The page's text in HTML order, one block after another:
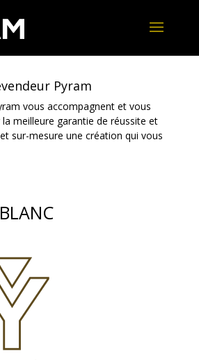
Pyram
vous accompagnent et vous
meilleure garantie de réussite et
sur-mesure une création qui vous